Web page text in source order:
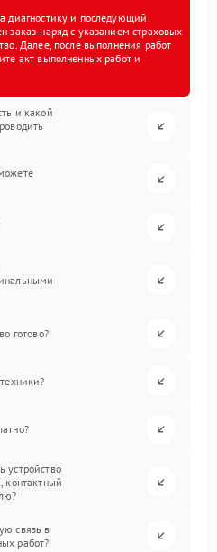
диагностику и последующий
заказ-наряд с указанием страховых
Далее, после выполнения работ
акт выполненных работ и
и какой
готово?
устройство
контактный
связь в
работ?